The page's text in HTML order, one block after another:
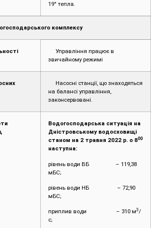
19° тепла.
комплексу
Управління працює в
звичайному режимі
Насосні станції, що знаходяться
на балансі управління,
законсервовані.
Водогосподарська ситуація на
Дністровському водосховищі
станом на 2 травня 2022 р. о 800
наступна:
рівень води ВБ – 119,38
мБС;
рівень води НБ – 72,90
мБС;
приплив води – 310 м3/
с;